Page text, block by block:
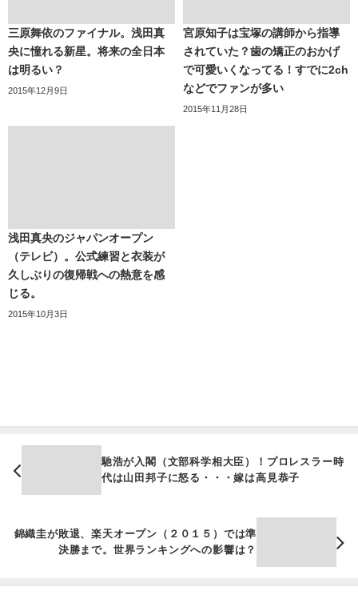
三原舞依のファイナル。浅田真
央に憧れる新星。将来の全日本
は明るい？
2015年12月9日
宮原知子は宝塚の講師から指導
されていた？歯の矯正のおかげ
で可愛いくなってる！すでに2ch
などでファンが多い
2015年11月28日
浅田真央のジャパンオープン
（テレビ）。公式練習と衣装が
久しぶりの復帰戦への熱意を感
じる。
2015年10月3日
馳浩が入閣（文部科学相大臣）！プロレスラー時
代は山田邦子に怒る・・・嫁は高見恭子
錦織圭が敗退、楽天オープン（２０１５）では準
決勝まで。世界ランキングへの影響は？